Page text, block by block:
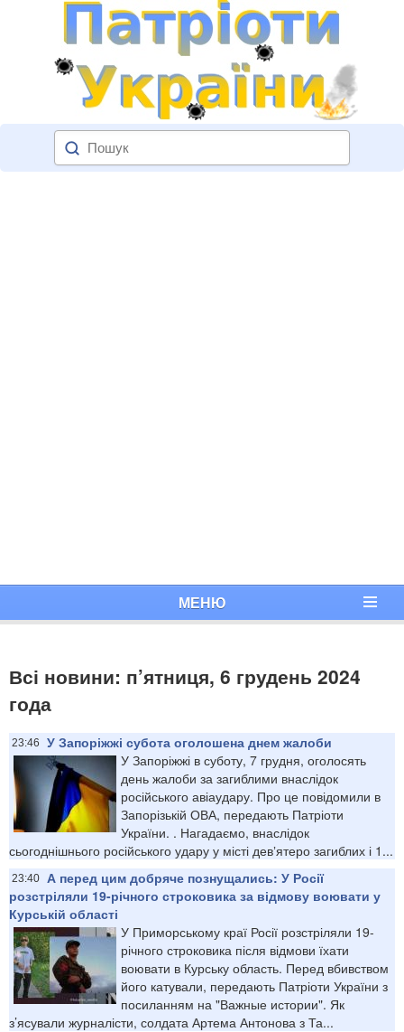
МЕНЮ
Всі новини: п’ятниця, 6 грудень 2024
года
23:46
У Запоріжжі субота оголошена днем жалоби
У Запоріжжі в суботу, 7 грудня, оголосять
день жалоби за загиблими внаслідок
російського авіаудару. Про це повідомили в
Запорізькій ОВА, передають Патріоти
України. . Нагадаємо, внаслідок
сьогоднішнього російського удару у місті девʼятеро загиблих і 1...
23:40
А перед цим добряче познущались: У Росії
розстріляли 19-річного строковика за відмову воювати у
Курській області
У Приморському краї Росії розстріляли 19-
річного строковика після відмови їхати
воювати в Курську область. Перед вбивством
його катували, передають Патріоти України з
посиланням на "Важные истории". Як
з’ясували журналісти, солдата Артема Антонова з Та...